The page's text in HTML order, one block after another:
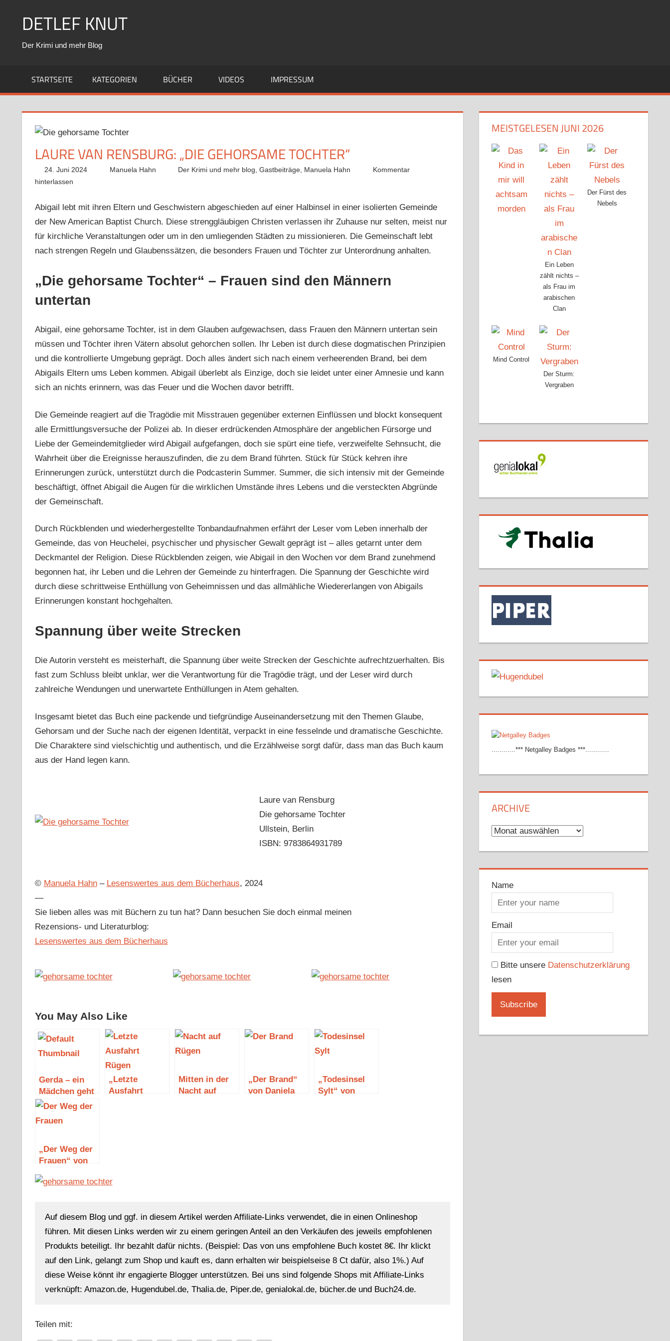
DETLEF KNUT
Der Krimi und mehr Blog
STARTSEITE KATEGORIEN BÜCHER VIDEOS IMPRESSUM
LAURE VAN RENSBURG: „DIE GEHORSAME TOCHTER“
24. Juni 2024 Manuela Hahn Der Krimi und mehr blog ,Gastbeiträge Manuela Hahn
Kommentar
hinterlassen
Abigail lebt mit ihren Eltern und Geschwistern abgeschieden auf einer Halbinsel in einer isolierten Gemeinde
der New American Baptist Church. Diese strenggläubigen Christen verlassen ihr Zuhause nur selten, meist nur
für kirchliche Veranstaltungen oder um in den umliegenden Städten zu missionieren. Die Gemeinschaft lebt
nach strengen Regeln und Glaubenssätzen, die besonders Frauen und Töchter zur Unterordnung anhalten.
„Die gehorsame Tochter“ – Frauen sind den Männern
untertan
Abigail, eine gehorsame Tochter, ist in dem Glauben aufgewachsen, dass Frauen den Männern untertan sein
müssen und Töchter ihren Vätern absolut gehorchen sollen. Ihr Leben ist durch diese dogmatischen Prinzipien
und die kontrollierte Umgebung geprägt. Doch alles ändert sich nach einem verheerenden Brand, bei dem
Abigails Eltern ums Leben kommen. Abigail überlebt als Einzige, doch sie leidet unter einer Amnesie und kann
sich an nichts erinnern, was das Feuer und die Wochen davor betrifft.
Die Gemeinde reagiert auf die Tragödie mit Misstrauen gegenüber externen Einflüssen und blockt konsequent
alle Ermittlungsversuche der Polizei ab. In dieser erdrückenden Atmosphäre der angeblichen Fürsorge und
Liebe der Gemeindemitglieder wird Abigail aufgefangen, doch sie spürt eine tiefe, verzweifelte Sehnsucht, die
Wahrheit über die Ereignisse herauszufinden, die zu dem Brand führten. Stück für Stück kehren ihre
Erinnerungen zurück, unterstützt durch die Podcasterin Summer. Summer, die sich intensiv mit der Gemeinde
beschäftigt, öffnet Abigail die Augen für die wirklichen Umstände ihres Lebens und die versteckten Abgründe
der Gemeinschaft.
Durch Rückblenden und wiederhergestellte Tonbandaufnahmen erfährt der Leser vom Leben innerhalb der
Gemeinde, das von Heuchelei, psychischer und physischer Gewalt geprägt ist – alles getarnt unter dem
Deckmantel der Religion. Diese Rückblenden zeigen, wie Abigail in den Wochen vor dem Brand zunehmend
begonnen hat, ihr Leben und die Lehren der Gemeinde zu hinterfragen. Die Spannung der Geschichte wird
durch diese schrittweise Enthüllung von Geheimnissen und das allmähliche Wiedererlangen von Abigails
Erinnerungen konstant hochgehalten.
Spannung über weite Strecken
Die Autorin versteht es meisterhaft, die Spannung über weite Strecken der Geschichte aufrechtzuerhalten. Bis
fast zum Schluss bleibt unklar, wer die Verantwortung für die Tragödie trägt, und der Leser wird durch
zahlreiche Wendungen und unerwartete Enthüllungen in Atem gehalten.
Insgesamt bietet das Buch eine packende und tiefgründige Auseinandersetzung mit den Themen Glaube,
Gehorsam und der Suche nach der eigenen Identität, verpackt in eine fesselnde und dramatische Geschichte.
Die Charaktere sind vielschichtig und authentisch, und die Erzählweise sorgt dafür, dass man das Buch kaum
aus der Hand legen kann.
Laure van Rensburg
Die gehorsame Tochter
Ullstein, Berlin
ISBN: 9783864931789
© Manuela Hahn– Lesenswertes aus dem Bücherhaus, 2024
—
Sie lieben alles was mit Büchern zu tun hat? Dann besuchen Sie doch einmal meinen
Rezensions- und Literaturblog:
Lesenswertes aus dem Bücherhaus
You May Also Like
Gerda – ein
Mädchen geht
seinen Weg
(Leseprobe)
„Letzte
Ausfahrt
Mitten in der
Nacht auf
„Der Brand“
von Daniela
„Todesinsel
Sylt“ von
„Der Weg der
Frauen“ von
Auf diesem Blog und ggf. in diesem Artikel werden Affiliate-Links verwendet, die in einen Onlineshop
führen. Mit diesen Links werden wir zu einem geringen Anteil an den Verkäufen des jeweils empfohlenen
Produkts beteiligt. Ihr bezahlt dafür nichts. (Beispiel: Das von uns empfohlene Buch kostet 8€. Ihr klickt
auf den Link, gelangt zum Shop und kauft es, dann erhalten wir beispielseise 8 Ct dafür, also 1%.) Auf
diese Weise könnt ihr engagierte Blogger unterstützen. Bei uns sind folgende Shops mit Affiliate-Links
verknüpft: Amazon.de, Hugendubel.de, Thalia.de, Piper.de, genialokal.de, bücher.de und Buch24.de.
Teilen mit:
MEISTGELESEN JUNI 2026
Ein Leben
zählt nichts –
als Frau im
arabischen
Clan
Der Fürst des
Nebels
Mind Control
Der Sturm:
Vergraben
............*** Netgalley Badges ***............
ARCHIVE
Archive
Name
Email
Bitte unsere Datenschutzerklärung
lesen